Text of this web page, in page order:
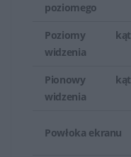
poziomego
Poziomy kąt
widzenia
Pionowy kąt
widzenia
Powłoka ekranu